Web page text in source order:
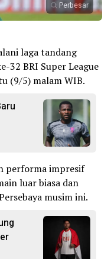
Perbesar
laga tandang
32 BRI Super League
(9/5) malam WIB.
performa impresif
luar biasa dan
musim ini.